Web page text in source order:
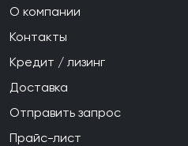
О компании
Контакты
Кредит / лизинг
Доставка
Отправить запрос
Прайс-лист